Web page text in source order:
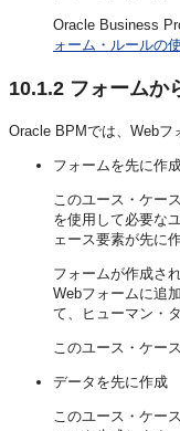
Oracle Business
ォーム・ルールの
10.1.2 フォームか
Oracle BPMでは、Webフ
フォームを先に作
このユース・ケー
を使用して必要な
ェース要素が先に
フォームが作成さ
Webフォームに追
て、ヒューマン・
このユース・ケー
データを先に作成
このユース・ケー